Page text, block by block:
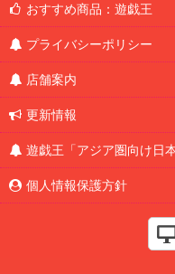
おすすめ商品：遊戯王
プライバシーポリシー
店舗案内
更新情報
遊戯王「アジア圏向け日
個人情報保護方針